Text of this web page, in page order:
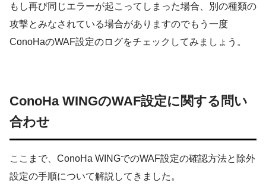
もし再び同じエラーが起こってしまった場合、別の種類の
攻撃とみなされている場合がありますのでもう一度
ConoHaのWAF設定のログをチェックしてみましょう。
ConoHa WINGのWAF設定に関する問い
合わせ
ここまで、ConoHa WINGでのWAF設定の確認方法と除外
設定の手順について解説してきました。